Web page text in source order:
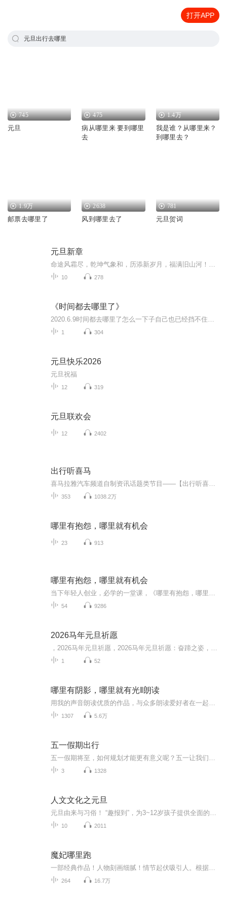
打开APP
元旦出行去哪里
745
元旦
475
病从哪里来 要到哪里
去
1.4万
我是谁？从哪里来？
到哪里去？
1.9万
邮票去哪里了
2638
风到哪里去了
781
元旦贺词
元旦新章
10 278
《时间都去哪里了》
1 304
元旦快乐2026
元旦祝福
12 319
元旦联欢会
12 2402
出行听喜马
353 1038.2万
哪里有抱怨，哪里就有机会
23 913
哪里有抱怨，哪里就有机会
54 9286
2026马年元旦祈愿
1 52
哪里有阴影，哪里就有光‖朗读
1307 5.6万
五一假期出行
3 1328
人文文化之元旦
10 2011
魔妃哪里跑
264 16.7万